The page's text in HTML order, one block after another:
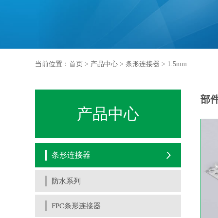
当前位置： 首页 > 产品中心 > 条形连接器 > 1.5mm
产品中心
条形连接器
防水系列
FPC条形连接器
部